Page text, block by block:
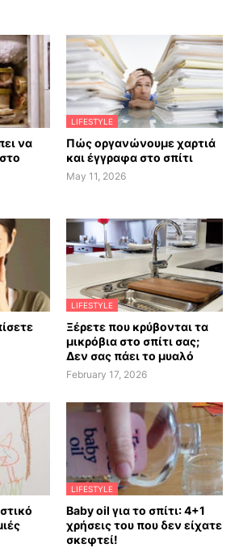
να
LIFESTYLE
Πώς οργανώνουμε χαρτιά
και έγγραφα στο σπίτι
May 11, 2026
LIFESTYLE
Ξέρετε που κρύβονται τα
μικρόβια στο σπίτι σας;
Δεν σας πάει το μυαλό
February 17, 2026
LIFESTYLE
Baby oil για το σπίτι: 4+1
χρήσεις του που δεν είχατε
σκεφτεί!